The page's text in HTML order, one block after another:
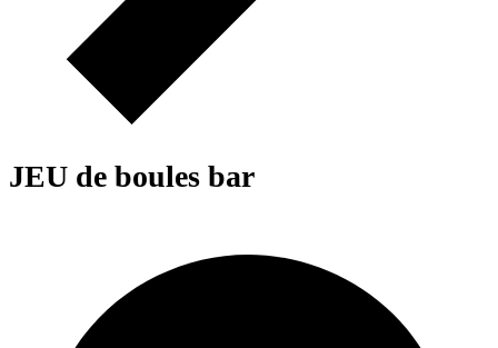
JEU de boules bar